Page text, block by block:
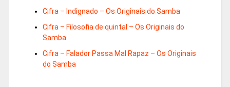
Cifra – Indignado – Os Originais do Samba
Cifra – Filosofia de quintal – Os Originais do
Samba
Cifra – Falador Passa Mal Rapaz – Os Originais
do Samba